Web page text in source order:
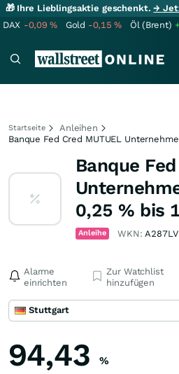
🎁 Ihre Lieblingsaktie geschenkt.→
DAX -0,09% Gold -0,15% Öl (Brent)
Startseite
Anleihen
Banque Fed Cred MUTUEL
Banque
0,25 % bis
Anleihe WKN:A287LV
Alarme
einrichten
Zur Watchlist
hinzufügen
Stuttgart
94,43 %